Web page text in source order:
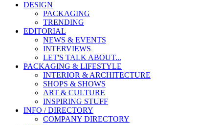
DESIGN
PACKAGING
TRENDING
EDITORIAL
NEWS & EVENTS
INTERVIEWS
LET'S TALK ABOUT...
PACKAGING & LIFESTYLE
INTERIOR & ARCHITECTURE
SHOPS & SHOWS
ART & CULTURE
INSPIRING STUFF
INFO / DIRECTORY
COMPANY DIRECTORY